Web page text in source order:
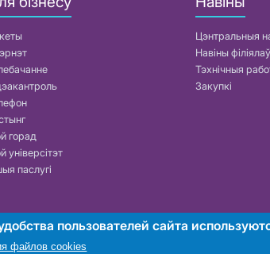
горад
універсітэт
паслугі
Цэнтральныя
Навіны філіялаў
Тэхнічныя
Закупкі
пользователей сайта
файлов cookies